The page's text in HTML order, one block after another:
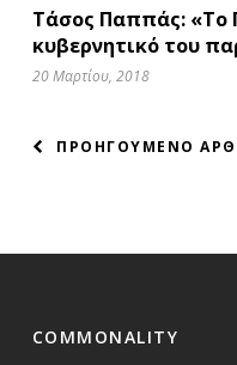
Τάσος Παππάς: «Το
κυβερνητικό του
20 Μαρτίου, 2018
ΠΛΟΗΓΗΣΗ
ΠΡΟΗΓΟΥΜΕΝΟ
COMMONALITY